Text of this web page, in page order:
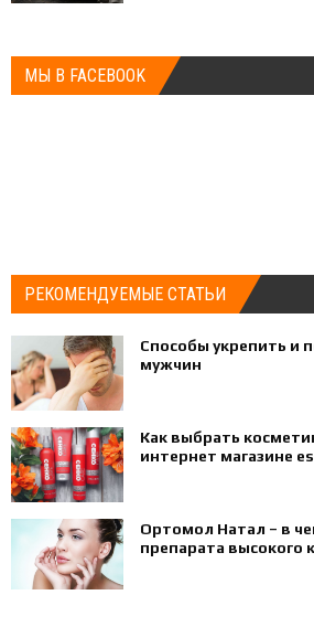
МЫ В FACEBOOK
РЕКОМЕНДУЕМЫЕ СТАТЬИ
Способы укрепить и
мужчин
Как выбрать
интернет магазине
Ортомол Натал – в
препарата высокого